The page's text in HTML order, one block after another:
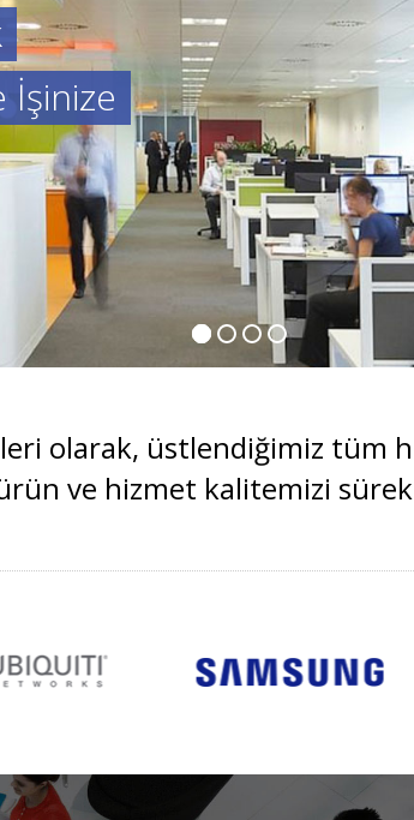
İşinize
olarak, üstlendiğimiz tüm
ve hizmet kalitemizi